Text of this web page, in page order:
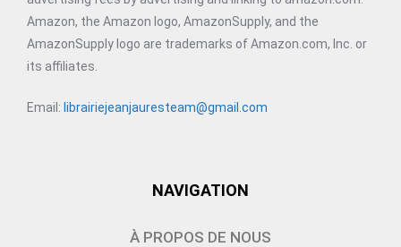
Amazon, the Amazon logo, AmazonSupply, and the
AmazonSupply logo are trademarks of Amazon.com, Inc. or
its affiliates.
Email: librairiejeanjauresteam@gmail.com
NAVIGATION
À PROPOS DE NOUS